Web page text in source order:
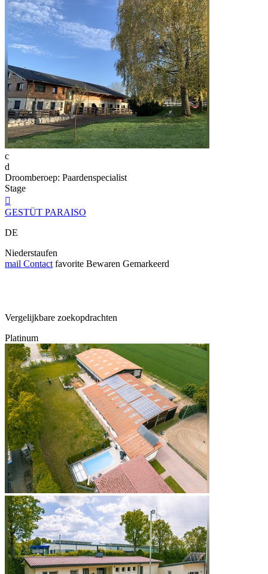
c
d
Droomberoep: Paardenspecialist
Stage

GESTÜT PARAISO
DE
Niederstaufen
mail Contact favorite Bewaren Gemarkeerd
Vergelijkbare zoekopdrachten
Platinum